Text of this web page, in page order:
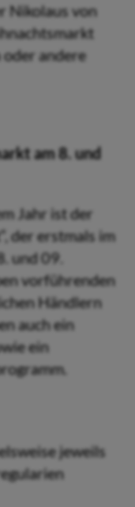
Nikolaus von
andere
am 8. und
Jahr ist der
der erstmals im
und 09.
vorführenden
Händlern
auch ein
ein
jeweils